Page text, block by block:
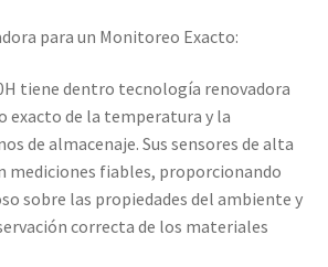
para un Monitoreo Exacto:
tiene dentro tecnología renovadora
exacto de la temperatura y la
de almacenaje. Sus sensores de alta
mediciones fiables, proporcionando
sobre las propiedades del ambiente y
correcta de los materiales